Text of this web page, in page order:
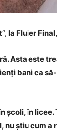
“, la Fluier
Asta este
bani ca
în
știu cum a